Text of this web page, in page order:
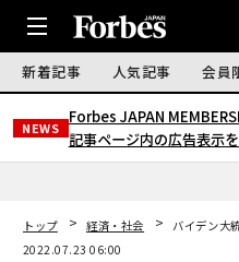
新着記事 人気記事 会員
NEWS
Forbes JAPAN
記事ページ内の広告表示
トップ 経済・社会
バイデン大
2022.07.23 06:00